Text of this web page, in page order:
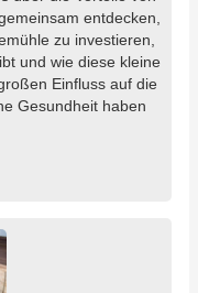
entdecken,
zu investieren,
und wie diese kleine
Einfluss auf die
Gesundheit haben